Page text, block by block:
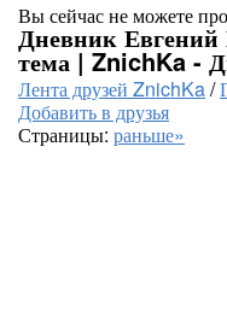
Вы сейчас не можете
Дневник
тема | ZnichKa -
Лента друзей ZnichKa/
Добавить в друзья
Страницы: раньше»